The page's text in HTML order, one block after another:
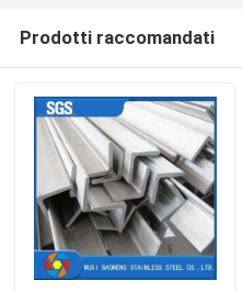
Casa
Prodotti raccomandati